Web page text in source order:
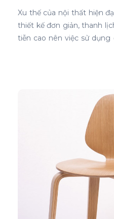
Xu thế của nội thất hiện
thiết kế đơn giản, thanh
tiễn cao nên việc sử